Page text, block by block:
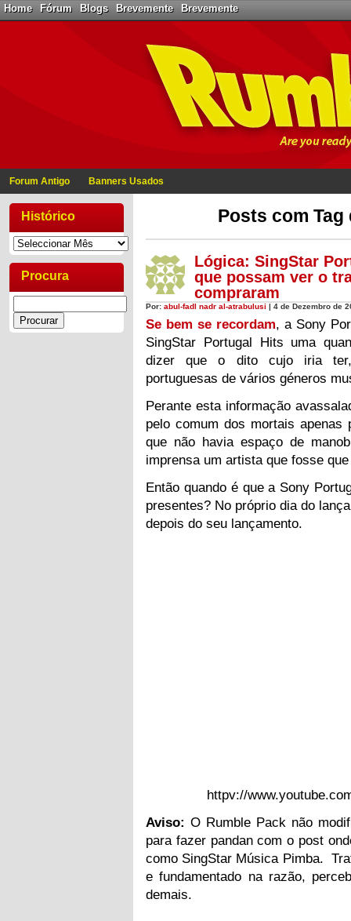
Home Fórum Blogs Brevemente Brevemente
Forum Antigo Banners Usados
Histórico
Procura
Posts com Tag
Lógica: SingStar
que possam ver o
compraram
Por: abul-fadl nadr al-atrabulusi | 4 de Dezembro de
Se bem se recordam, a Sony
SingStar Portugal Hits uma
dizer que o dito cujo iria ter,
portuguesas de vários géneros
Perante esta informação
pelo comum dos mortais
que não havia espaço de
imprensa um artista que fosse
Então quando é que a Sony
presentes? No próprio dia do
depois do seu lançamento.
httpv://
Aviso: O Rumble Pack não
para fazer pandan com o post
como SingStar Música Pimba.
e fundamentado na razão,
demais.